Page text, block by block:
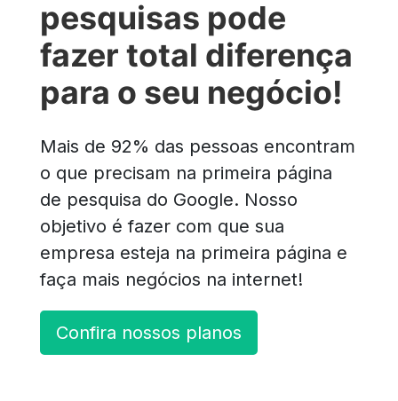
pesquisas pode
fazer total diferença
para o seu negócio!
Mais de 92% das pessoas encontram
o que precisam na primeira página
de pesquisa do Google. Nosso
objetivo é fazer com que sua
empresa esteja na primeira página e
faça mais negócios na internet!
Confira nossos planos